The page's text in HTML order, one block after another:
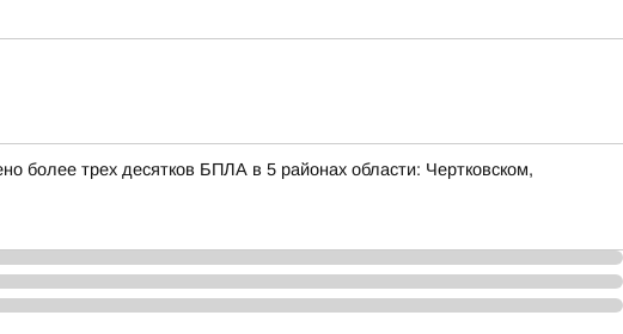
более трех десятков БПЛА в 5 районах области: Чертковском,